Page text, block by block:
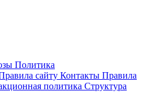
Политика
сайту Контакты Правила
политика Структура